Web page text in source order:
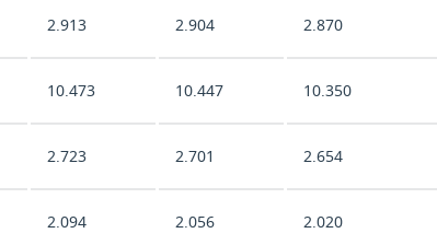
2.913 2.904 2.870
10.473 10.447 10.350
2.723 2.701 2.654
2.094 2.056 2.020